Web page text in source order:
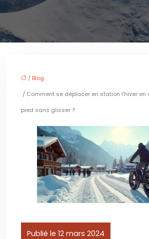
/ Blog
/ Comment se déplacer en station l’hiver en
pied sans glisser ?
Publié le 12 mars 2024